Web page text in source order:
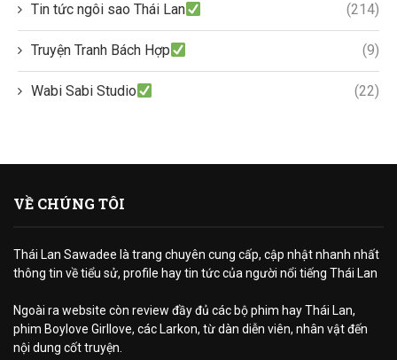
Tin tức ngôi sao Thái Lan (214)
Truyện Tranh Bách Hợp (9)
Wabi Sabi Studio (22)
VỀ CHÚNG TÔI
Thái Lan Sawadee là trang chuyên cung cấp, cập nhật nhanh nhất
thông tin về tiểu sử, profile hay tin tức của người nổi tiếng Thái Lan
Ngoài ra website còn review đầy đủ các bộ phim hay Thái Lan,
phim Boylove Girllove, các Larkon, từ dàn diễn viên, nhân vật đến
nội dung cốt truyện.